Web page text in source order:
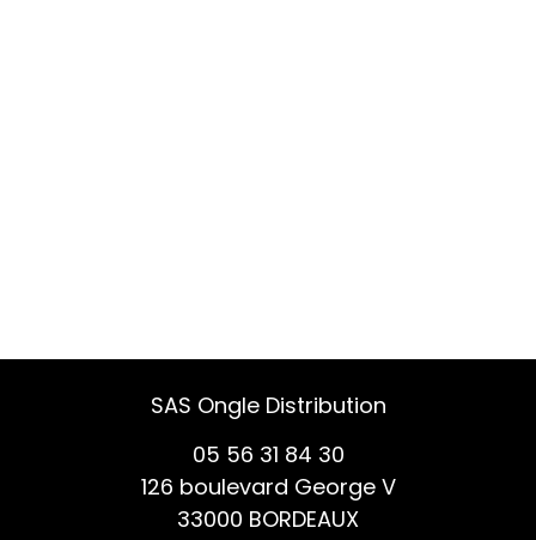
SAS Ongle Distribution
05 56 31 84 30
126 boulevard George V
33000 BORDEAUX